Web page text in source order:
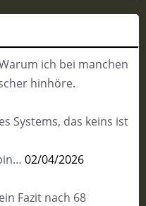
ich bei manchen
hinhöre.
Systems, das keins ist
02/04/2026
Fazit nach 68